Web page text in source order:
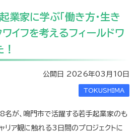
業家に学ぶ「働き方・生き
イフを考えるフィールドワ
公開日 2026年03月10日
TOKUSHIMA
名が、鳴門市で活躍する若手起業家のも
リア観に触れる3日間のプロジェクトに